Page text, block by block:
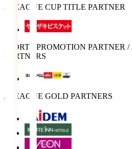
J.LEAGUE CUP TITLE PARTNER
SPORTS PROMOTION PARTNER
PARTNERS
J.LEAGUE GOLD PARTNERS